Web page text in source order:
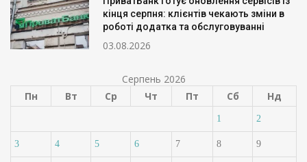
кінця серпня: клієнтів чекають зміни в
роботі додатка та обслуговуванні
03.08.2026
Серпень 2026
Пн
Вт Ср Чт Пт Сб Нд
1 2
3 4 5 6 7 8 9